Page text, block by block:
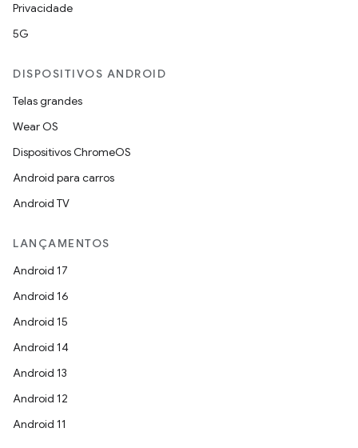
Privacidade
5G
DISPOSITIVOS ANDROID
Telas grandes
Wear OS
Dispositivos ChromeOS
Android para carros
Android TV
LANÇAMENTOS
Android 17
Android 16
Android 15
Android 14
Android 13
Android 12
Android 11